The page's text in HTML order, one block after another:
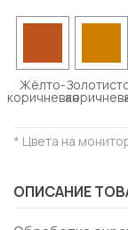
Жёлто-
коричневая
* Цвета на
ОПИСАНИЕ